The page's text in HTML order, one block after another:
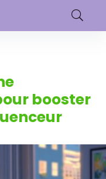
booster